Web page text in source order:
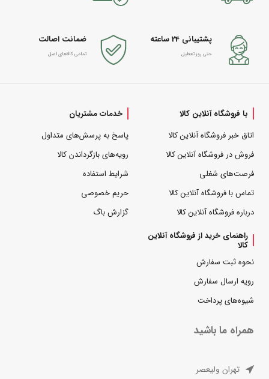
پشتیبانی 24 ساعته
حتی روز تعطیل
ضمانت اصالت
تمامی کالاهای اصل
با فروشگاه آنلاین کالا
اتاق خبر فروشگاه آنلاین کالا
فروش در فروشگاه آنلاین کالا
فرصت‌های شغلی
تماس با فروشگاه آنلاین کالا
درباره فروشگاه آنلاین کالا
خدمات مشتریان
پاسخ به پرسش‌های متداول
رویه‌های بازگرداندن کالا
شرایط استفاده
حریم خصوصی
گزارش باگ
راهنمای خرید از فروشگاه آنلاین
کالا
نحوه ثبت سفارش
رویه ارسال سفارش
شیوه‌های پرداخت
همراه ما باشید
تهران ولیعصر